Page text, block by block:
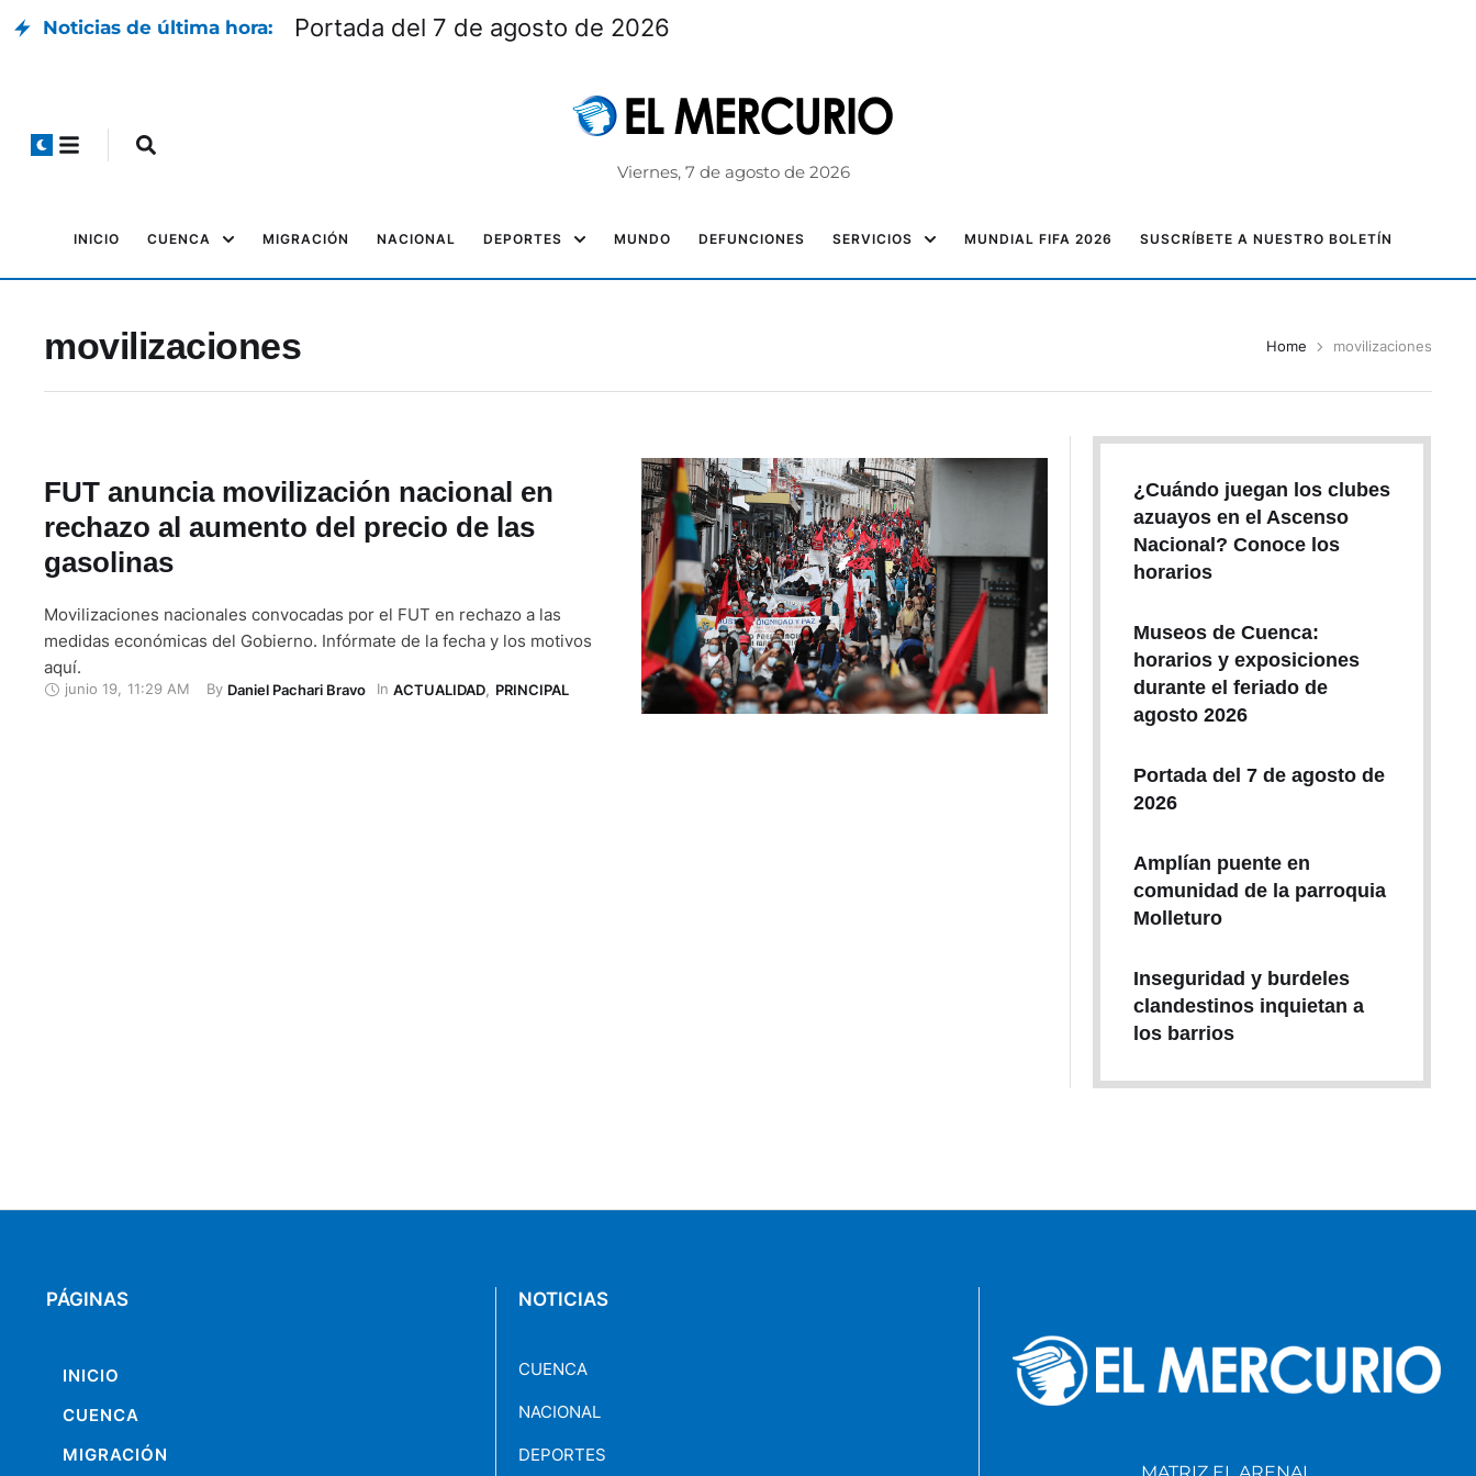
Noticias de última hora: Portada del 7 de agosto de 2026
Viernes, 7 de agosto de 2026
INICIO CUENCA MIGRACIÓN NACIONAL DEPORTES MUNDO DEFUNCIONES SERVICIOS MUNDIAL FIFA 2026 SUSCRÍBETE A NUESTRO BOLETÍN
movilizaciones Home movilizaciones
FUT anuncia movilización nacional en
rechazo al aumento del precio de las
gasolinas
Movilizaciones nacionales convocadas por el FUT en rechazo a las
medidas económicas del Gobierno. Infórmate de la fecha y los motivos
aquí.
junio 19 11:29 AM By Daniel Pachari Bravo In ACTUALIDAD, PRINCIPAL
¿Cuándo juegan los clubes
azuayos en el Ascenso
Nacional? Conoce los
horarios
Museos de Cuenca:
horarios y exposiciones
durante el feriado de
agosto 2026
Portada del 7 de agosto de
2026
Amplían puente en
comunidad de la parroquia
Molleturo
Inseguridad y burdeles
clandestinos inquietan a
los barrios
PÁGINAS
INICIO
CUENCA
MIGRACIÓN
NOTICIAS
CUENCA
NACIONAL
DEPORTES